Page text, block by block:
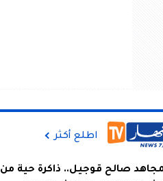
اطلع أكثر
صالح قوجيل.. ذاكرة حية من